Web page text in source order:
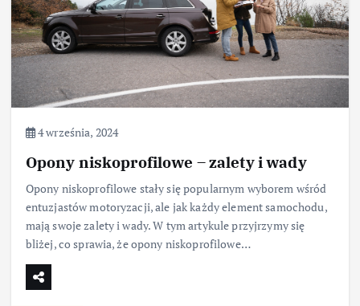
4 września, 2024
Opony niskoprofilowe – zalety i wady
Opony niskoprofilowe stały się popularnym wyborem wśród
entuzjastów motoryzacji, ale jak każdy element samochodu,
mają swoje zalety i wady. W tym artykule przyjrzymy się
bliżej, co sprawia, że opony niskoprofilowe…